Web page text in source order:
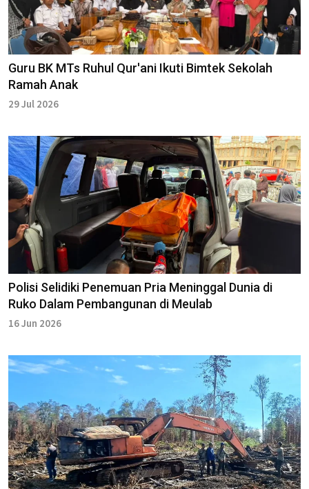
Guru BK MTs Ruhul Qur'ani Ikuti Bimtek Sekolah
Ramah Anak
29 Jul 2026
Polisi Selidiki Penemuan Pria Meninggal Dunia di
Ruko Dalam Pembangunan di Meulab
16 Jun 2026